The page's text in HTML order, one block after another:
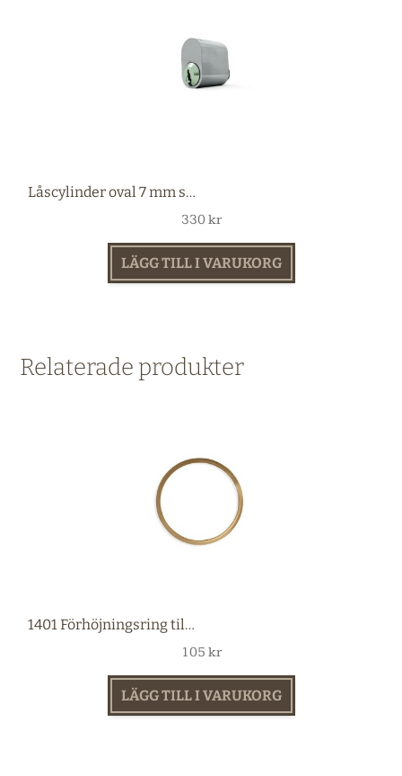
Låscylinder oval 7 mm stift nickel
330 kr
LÄGG TILL I VARUKORG
Relaterade produkter
1401 Förhöjningsring till 1476 mässing
105 kr
LÄGG TILL I VARUKORG